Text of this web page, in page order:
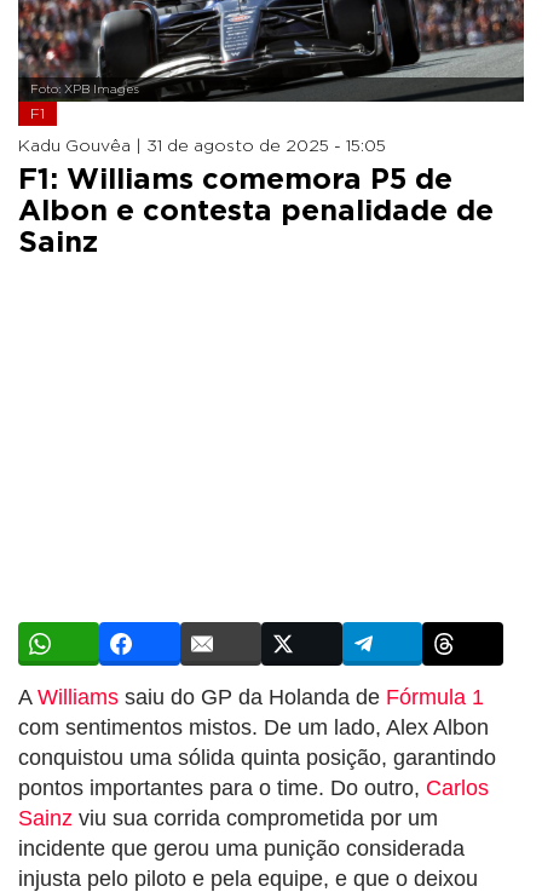
Foto: XPB Images
F1
Kadu Gouvêa | 31 de agosto de 2025 - 15:05
F1: Williams comemora P5 de
Albon e contesta penalidade de
Sainz
A Williams saiu do GP da Holanda de Fórmula 1
com sentimentos mistos. De um lado, Alex Albon
conquistou uma sólida quinta posição, garantindo
pontos importantes para o time. Do outro, Carlos
Sainz viu sua corrida comprometida por um
incidente que gerou uma punição considerada
injusta pelo piloto e pela equipe, e que o deixou